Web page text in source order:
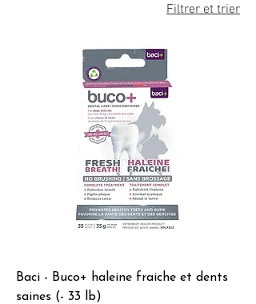
Filtrer et trier
Baci - Buco+ haleine fraiche et dents
saines (- 33 lb)